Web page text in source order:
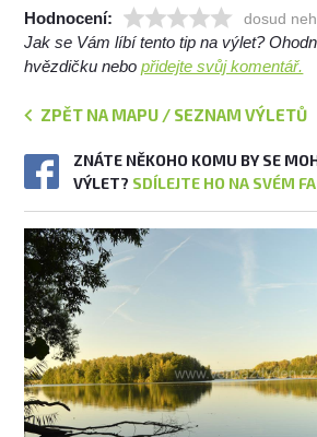
Hodnocení: dosud
Jak se Vám líbí tento tip na výlet?
hvězdičku nebopřidejte svůj komentář.
ZPĚT NA MAPU / SEZNAM VÝLETŮ
ZNÁTE NĚKOHO KOMU BY SE
VÝLET? SDÍLEJTE HO NA SVÉM